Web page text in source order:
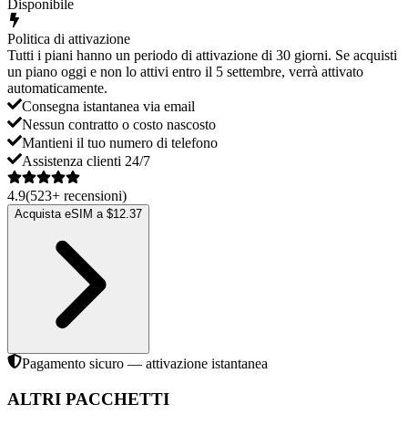
Disponibile
Politica di attivazione
Tutti i piani hanno un periodo di attivazione di 30 giorni. Se acquisti
un piano oggi e non lo attivi entro il 5 settembre, verrà attivato
automaticamente.
Consegna istantanea via email
Nessun contratto o costo nascosto
Mantieni il tuo numero di telefono
Assistenza clienti 24/7
4.9(523+ recensioni)
Acquista eSIM a $12.37
Pagamento sicuro — attivazione istantanea
ALTRI PACCHETTI